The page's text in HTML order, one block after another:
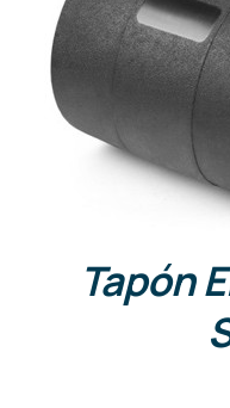
Tapón